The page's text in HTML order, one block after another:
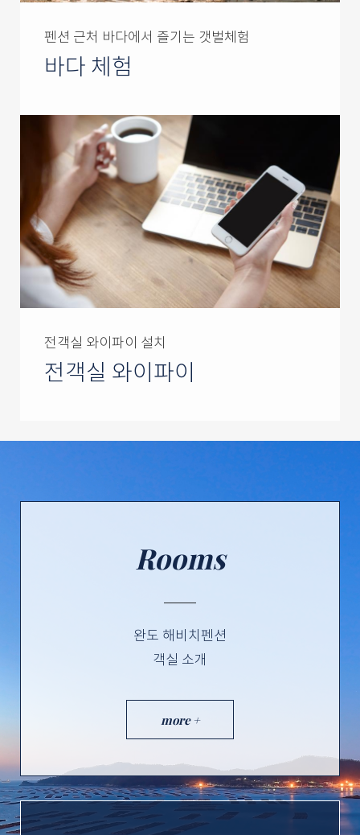
펜션 근처 바다에서 즐기는 갯벌체험
바다 체험
전객실 와이파이 설치
전객실 와이파이
Rooms
완도 해비치펜션
객실 소개
more +